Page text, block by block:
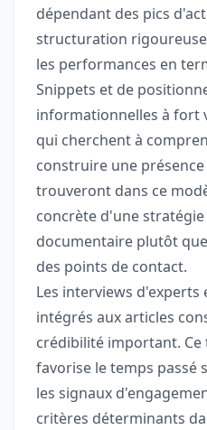
dépendant des pics
structuration
les performances en
Snippets et de
informationnelles à fort
qui cherchent à
construire une
trouveront dans ce
concrète d'une
documentaire plutôt
des points de contact.
Les interviews d'experts
intégrés aux articles
crédibilité important.
favorise le temps passé
les signaux
critères déterminants